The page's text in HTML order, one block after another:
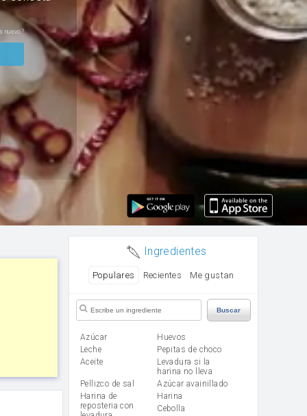
nuevo?
Ingredientes
Populares Recientes Me gustan
Buscar
Azúcar
huevos
leche
Pepitas de choco
aceite
Levadura si la
harina no lleva
Pellizco de sal
Azúcar avainillado
Harina de
reposteria con
harina
cebolla